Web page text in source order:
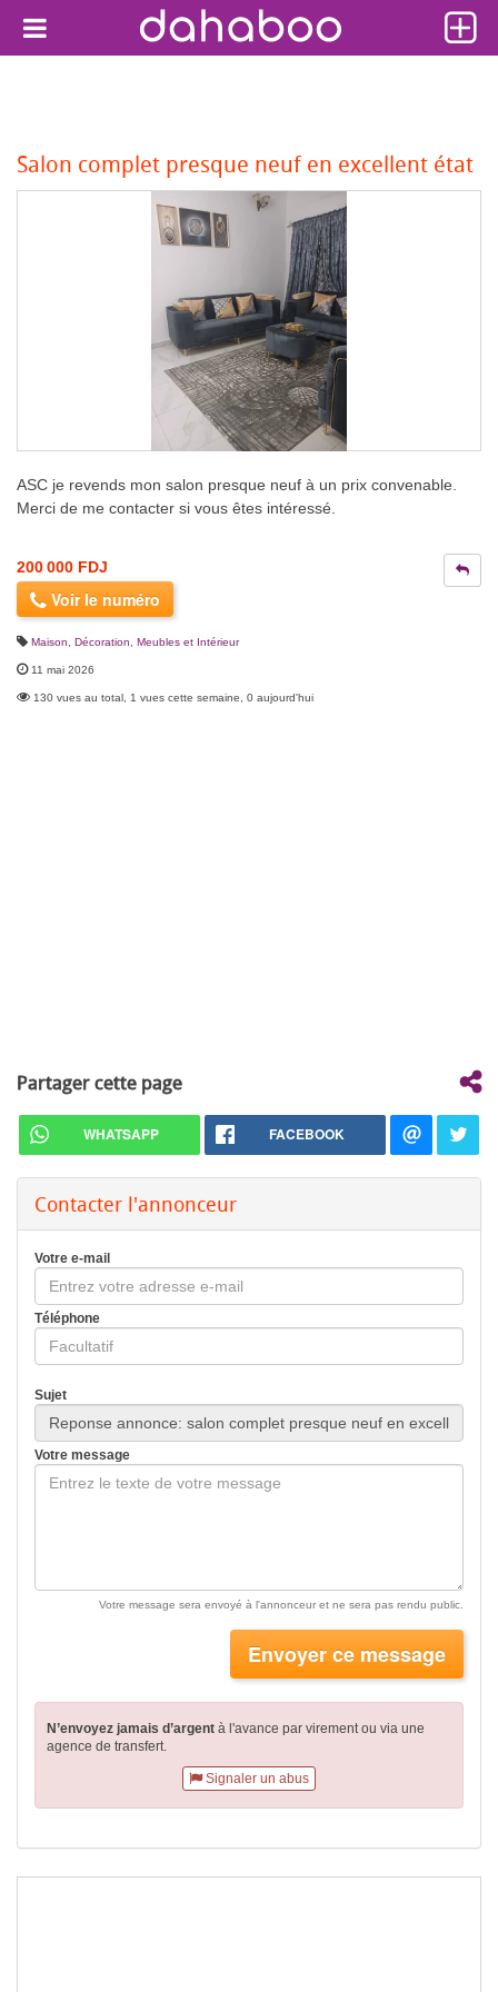
Salon complet presque neuf en excellent état
ASC je revends mon salon presque neuf à un prix convenable.
Merci de me contacter si vous êtes intéressé.
200 000 FDJ
Voir le numéro
Maison, Décoration Meubles et Intérieur
11 mai 2026
130 vues au total, 1 vues cette semaine, 0 aujourd'hui
Partager cette page
WHATSAPP FACEBOOK
Contacter l'annonceur
Votre e-mail
Téléphone
Sujet
Votre message
Votre message sera envoyé à l'annonceur et ne sera pas rendu public.
Envoyer ce message
N’envoyez jamais d’argent à l'avance par virementou via une
agence de transfert.
Signaler un abus